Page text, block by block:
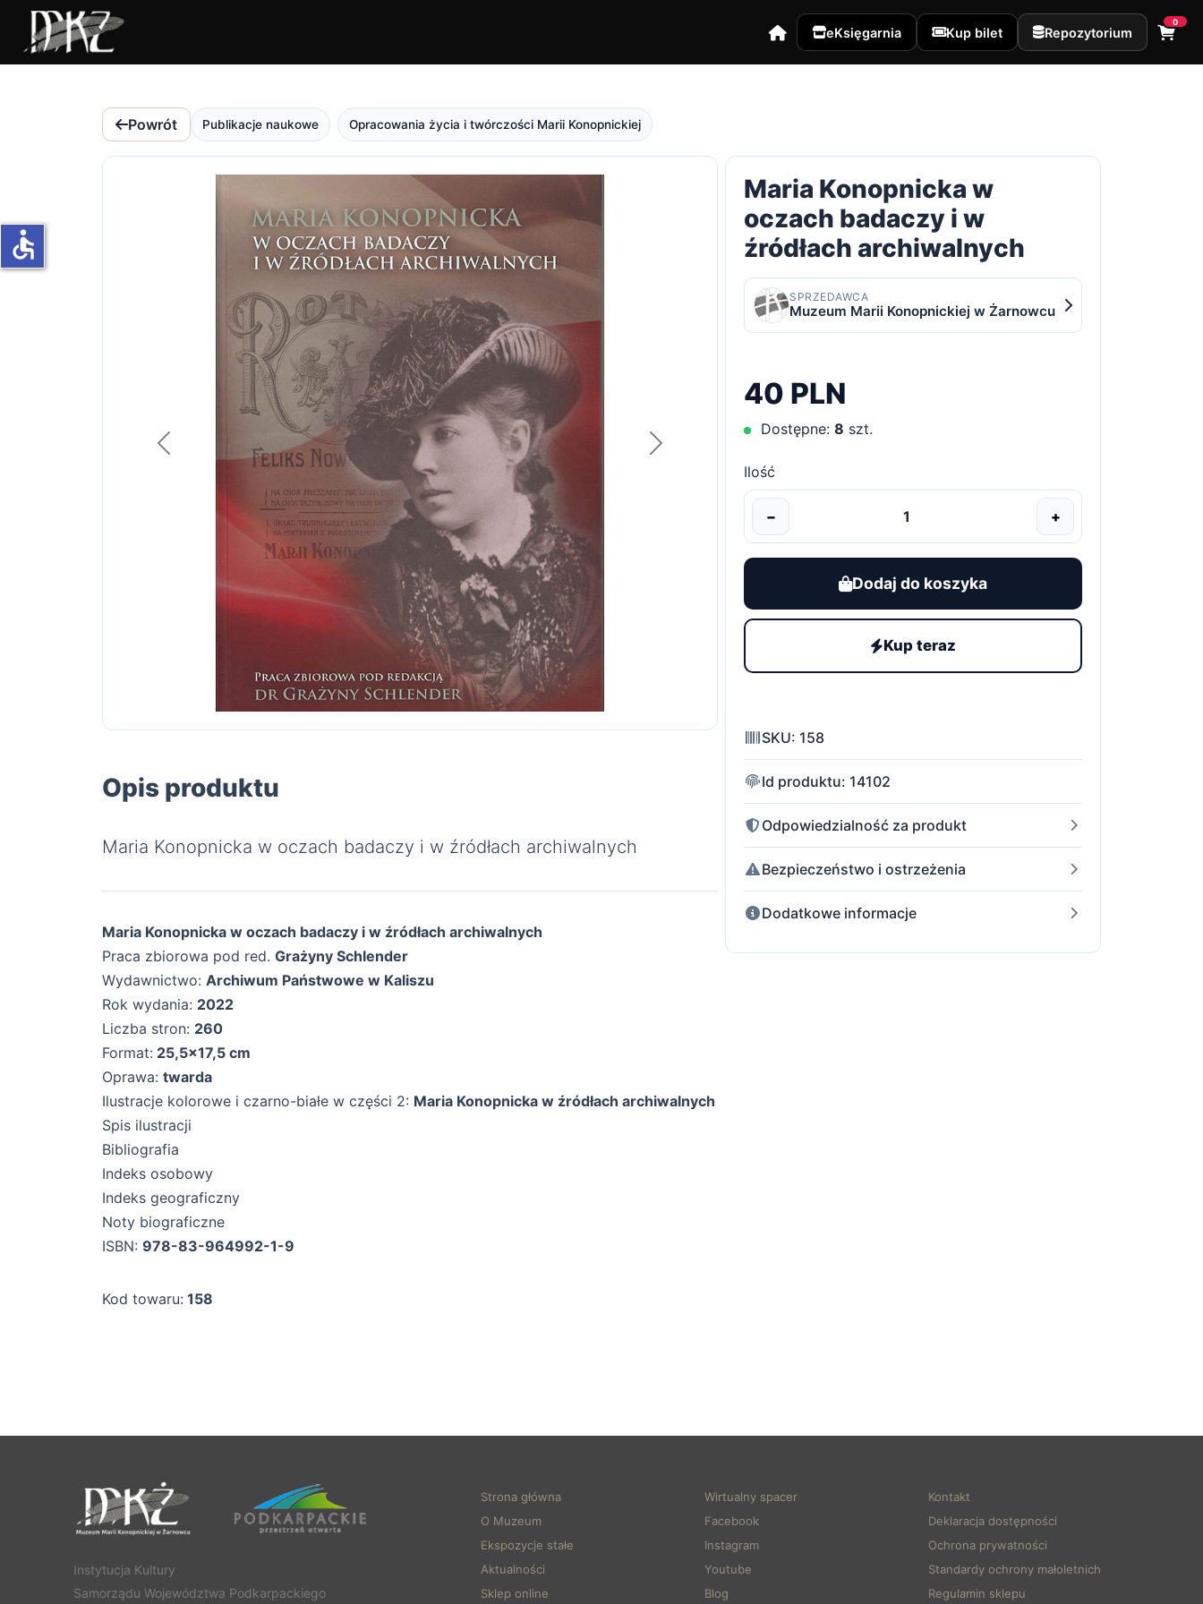
eKsięgarnia Kup bilet Repozytorium
0
Powrót Publikacje naukowe Opracowania życia i twórczości Marii Konopnickiej
Poprzedni Następny
Opis produktu
Maria Konopnicka w oczach badaczy i w źródłach archiwalnych
Maria Konopnicka w oczach badaczy i w źródłach archiwalnych
Praca zbiorowa pod red. Grażyny Schlender
Wydawnictwo: Archiwum Państwowe w Kaliszu
Rok wydania: 2022
Liczba stron: 260
Format: 25,5×17,5 cm
Oprawa: twarda
Ilustracje kolorowe i czarno-białe w części 2: Maria Konopnicka w źródłach archiwalnych
Spis ilustracji
Bibliografia
Indeks osobowy
Indeks geograficzny
Noty biograficzne
ISBN: 978-83-964992-1-9
Kod towaru: 158
Maria Konopnicka w
oczach badaczy i w
źródłach archiwalnych
SPRZEDAWCA
Muzeum Marii Konopnickiej w Żarnowcu
40 PLN
Dostępne: 8 szt.
Ilość
− +
Dodaj do koszyka
Kup teraz
SKU: 158
Id produktu: 14102
Odpowiedzialność za produkt
Bezpieczeństwo i ostrzeżenia
Dodatkowe informacje
Instytucja Kultury
Samorządu Województwa Podkarpackiego
Strona główna
O Muzeum
Ekspozycje stałe
Aktualności
Sklep online
Wirtualny spacer
Facebook
Instagram
Youtube
Blog
Kontakt
Deklaracja dostępności
Ochrona prywatności
Standardy ochrony małoletnich
Regulamin sklepu
accessible